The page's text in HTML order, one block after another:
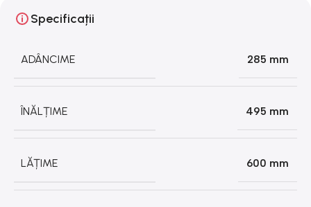
Specificații
ADÂNCIME 285 mm
ÎNĂLȚIME 495 mm
LĂȚIME 600 mm